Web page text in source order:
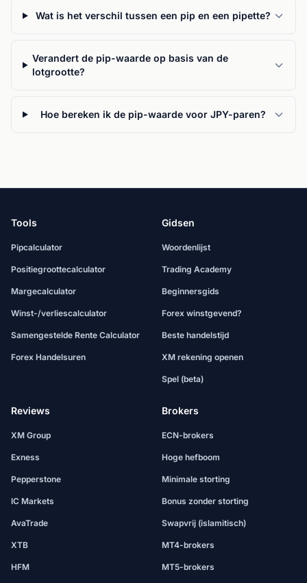
Wat is het verschil tussen een pip en een pipette?
Verandert de pip-waarde op basis van de
lotgrootte?
Hoe bereken ik de pip-waarde voor JPY-paren?
Tools
Pipcalculator
Positiegroottecalculator
Margecalculator
Winst-/verliescalculator
Samengestelde Rente Calculator
Forex Handelsuren
Gidsen
Woordenlijst
Trading Academy
Beginnersgids
Forex winstgevend?
Beste handelstijd
XM rekening openen
Spel (beta)
Reviews
XM Group
Exness
Pepperstone
IC Markets
AvaTrade
XTB
HFM
Brokers
ECN-brokers
Hoge hefboom
Minimale storting
Bonus zonder storting
Swapvrij (islamitisch)
MT4-brokers
MT5-brokers